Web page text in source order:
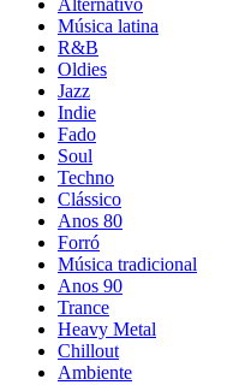
Alternativo
Música latina
R&B
Oldies
Jazz
Indie
Fado
Soul
Techno
Clássico
Anos 80
Forró
Música tradicional
Anos 90
Trance
Heavy Metal
Chillout
Ambiente